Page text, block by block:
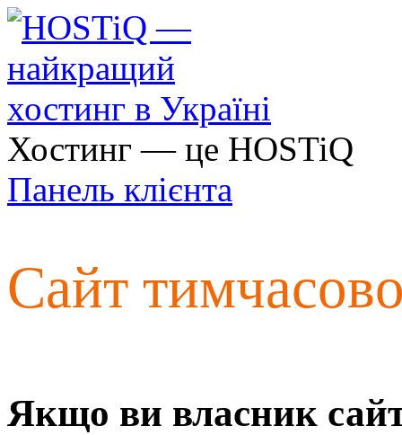
Хостинг — це HOSTiQ
Панель клієнта
Сайт
Якщо ви власник